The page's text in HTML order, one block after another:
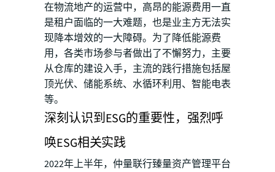
在物流地产的运营中，高昂的能源费用一直
是租户面临的一大难题，也是业主方无法实
现降本增效的一大障碍。为了降低能源费
用，各类市场参与者做出了不懈努力，主要
从仓库的建设入手，主流的践行措施包括屋
顶光伏、储能系统、水循环利用、智能电表
等。
深刻认识到ESG的重要性，强烈呼
唤ESG相关实践
2022年上半年，仲量联行臻量资产管理平台